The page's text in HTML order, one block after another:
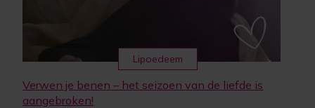
Lipoedeem
Verwen je benen – het seizoen van de liefde is
aangebroken!